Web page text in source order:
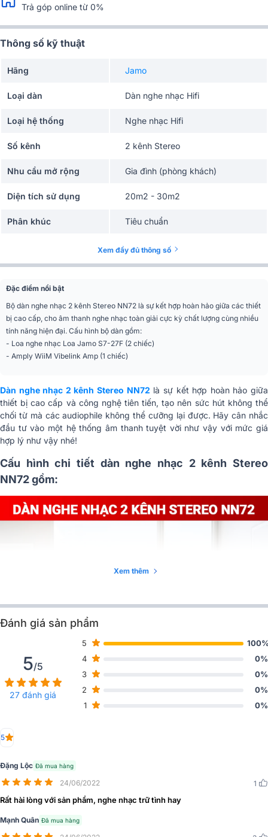
Trả góp online từ 0%
Thông số kỹ thuật
Hãng Jamo
Loại dàn Dàn nghe nhạc Hifi
Loại hệ thống Nghe nhạc Hifi
Số kênh 2 kênh Stereo
Nhu cầu mở rộng Gia đình (phòng khách)
Diện tích sử dụng 20m2 - 30m2
Phân khúc Tiêu chuẩn
Jamo S7-27F (2 chiếc)
Xem đầy đủ thông số
Đặc điểm nổi bật
Bộ dàn nghe nhạc 2 kênh Stereo NN72 là sự kết hợp hoàn hảo giữa các thiết
bị cao cấp, cho âm thanh nghe nhạc toàn giải cực kỳ chất lượng cùng nhiều
tính năng hiện đại. Cấu hình bộ dàn gồm:
- Loa nghe nhạc Loa Jamo S7-27F (2 chiếc)
- Amply WiiM Vibelink Amp (1 chiếc)
Dàn nghe nhạc 2 kênh Stereo NN72 là sự kết hợp hoàn hảo giữa
thiết bị cao cấp và công nghệ tiên tiến, tạo nên sức hút không thể
chối từ mà các audiophile không thể cưỡng lại được. Hãy cân nhắc
đầu tư vào một hệ thống âm thanh tuyệt vời như vậy với mức giá
hợp lý như vậy nhé!
Cấu hình chi tiết dàn nghe nhạc 2 kênh Stereo
NN72 gồm:
Đặc điểm chi tiết các thiết bị có trong dàn
Loa Jamo S7-27F
Loa Jamo S7-27F là mẫu loa cột hi-fi nổi bật thuộc dòng Studio 7
Series, mang đậm phong cách thiết kế Scandinavia tối giản và tinh
Xem thêm
Đánh giá sản phẩm
5/5
27 đánh giá
5
4
0%
3
0%
2
0%
1
0%
5
Đặng Lộc Đã mua hàng
24/06/2022 1
Rất hài lòng với sản phẩm, nghe nhạc trữ tình hay
Mạnh Quân Đã mua hàng